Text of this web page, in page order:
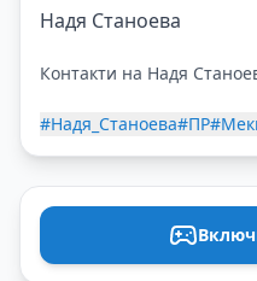
Надя Станоева
Контакти на Надя
#Надя_Станоева#ПР